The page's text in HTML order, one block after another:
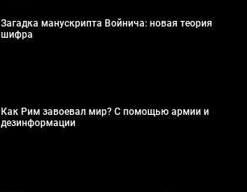
Загадка манускрипта Войнича: новая теория
шифра
Как Рим завоевал мир? С помощью армии и
дезинформации